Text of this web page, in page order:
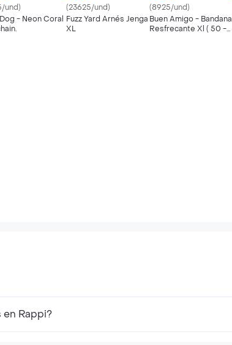
und)
- Neon Coral
(23625/und)
Fuzz Yard Arnés Jenga
XL
(8925/und)
Buen Amigo - Bandana
Resfrecante Xl ( 50 -
Rappi?